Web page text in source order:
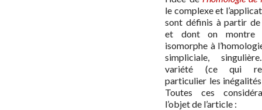
le complexe et
sont définis à partir
et dont on montre
isomorphe à
simpliciale,
variété (ce qui
particulier les
Toutes ces
l’objet de l’article :